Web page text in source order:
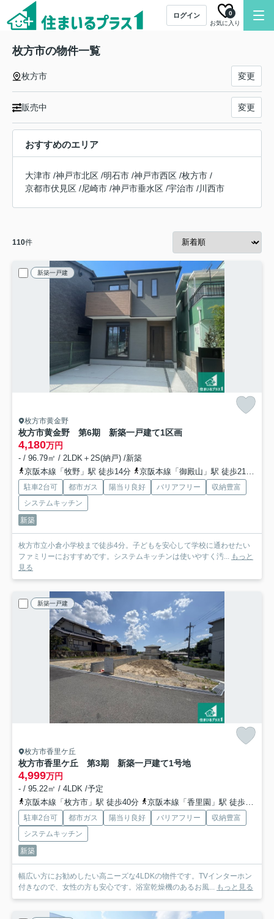
ログイン
お気に入り
0
枚方市の物件一覧
枚方市 変更
販売中 変更
おすすめのエリア
大津市 /神戸市北区 /明石市 /神戸市西区 /枚方市 /
京都市伏見区 /尼崎市 /神戸市垂水区 /宇治市 /川西市
110件
新築一戸建
枚方市黄金野
枚方市黄金野 第6期 新築一戸建て1区画
4,180万円
- / 96.79㎡ / 2LDK＋2S(納戸) /新築
京阪本線「牧野」駅 徒歩14分
京阪本線「御殿山」駅 徒歩21分
駐車2台可 都市ガス 陽当り良好 バリアフリー
収納豊富
システムキッチン
新築
枚方市立小倉小学校まで徒歩4分。子どもを安心して学校に通わせたい
ファミリーにおすすめです。システムキッチンは使いやすく汚... もっと
見る
新築一戸建
枚方市香里ケ丘
枚方市香里ケ丘 第3期 新築一戸建て1号地
4,999万円
- / 95.22㎡ / 4LDK /予定
京阪本線「枚方市」駅 徒歩40分
京阪本線「香里園」駅 徒歩39分
駐車2台可 都市ガス 陽当り良好 バリアフリー
収納豊富
システムキッチン
新築
幅広い方にお勧めしたい高ニーズな4LDKの物件です。TVインターホン
付きなので、女性の方も安心です。浴室乾燥機のあるお風... もっと見る